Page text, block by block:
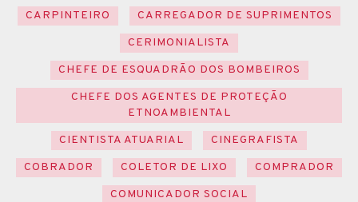
CARPINTEIRO
CARREGADOR DE SUPRIMENTOS
CERIMONIALISTA
CHEFE DE ESQUADRÃO DOS BOMBEIROS
CHEFE DOS AGENTES DE PROTEÇÃO
ETNOAMBIENTAL
CIENTISTA ATUARIAL
CINEGRAFISTA
COBRADOR
COLETOR DE LIXO
COMPRADOR
COMUNICADOR SOCIAL